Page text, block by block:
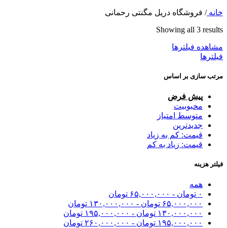
خانه/ فروشگاه دریل مگنتی رحمانی
Showing all 3 results
مشاهده فیلترها
فیلترها
مرتب سازی بر اساس
پیش فرض
محبوبیت
متوسط امتیاز
جدیدترین
قیمت: کم به زیاد
قیمت: زیاد به کم
فیلتر هزینه
همه
۰ تومان - ۶۵,۰۰۰,۰۰۰ تومان
۶۵,۰۰۰,۰۰۰ تومان - ۱۳۰,۰۰۰,۰۰۰ تومان
۱۳۰,۰۰۰,۰۰۰ تومان - ۱۹۵,۰۰۰,۰۰۰ تومان
۱۹۵,۰۰۰,۰۰۰ تومان - ۲۶۰,۰۰۰,۰۰۰ تومان